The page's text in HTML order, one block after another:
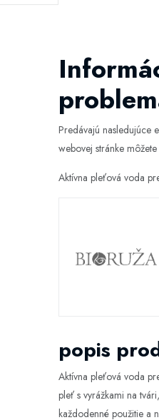
Predávajú nasledujúce
webovej stránke
Aktívna pleťová voda
popis
Aktívna pleťová voda
pleť s vyrážkami na
každodenné použitie a